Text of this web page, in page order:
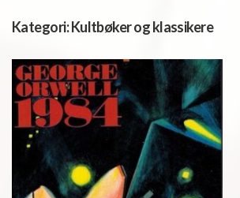
Kategori:Kultbøker og klassikere